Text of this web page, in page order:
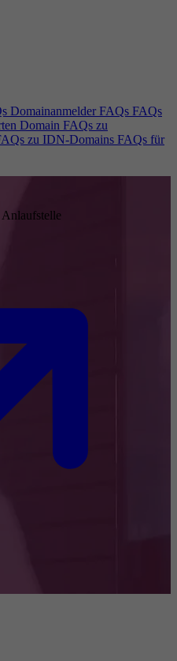
Domainanmelder FAQs FAQs
Domain FAQs zu
zu IDN-Domains FAQs für